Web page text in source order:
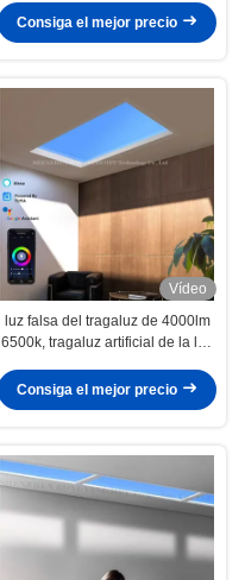
Consiga el mejor precio
Vídeo
luz falsa del tragaluz de 4000lm
6500k, tragaluz artificial de la luz
Consiga el mejor precio